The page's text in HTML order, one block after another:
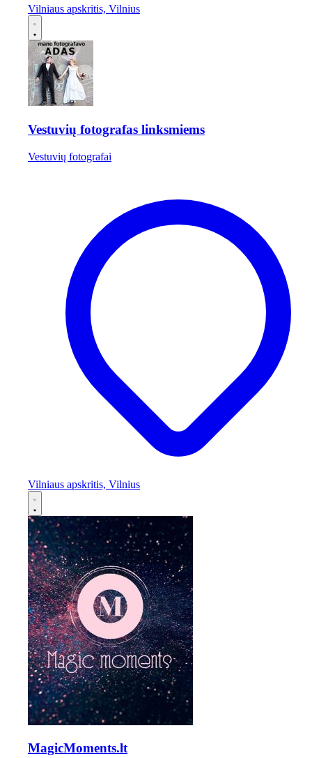
Vilniaus apskritis, Vilnius
Vestuvių fotografas linksmiems
Vestuvių fotografai
Vilniaus apskritis, Vilnius
MagicMoments.lt